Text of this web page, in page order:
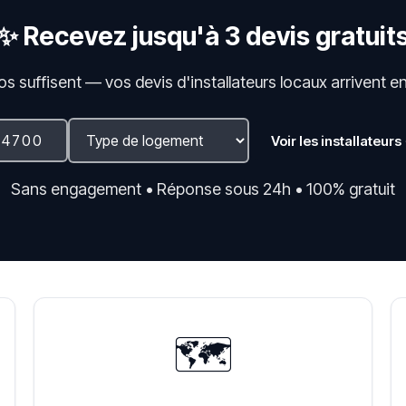
Recevez jusqu'à 3 devis
suffisent — vos devis d'installateurs locaux arrivent
Voir les
Sans engagement • Réponse sous 24h • 100% gratuit
🗺️